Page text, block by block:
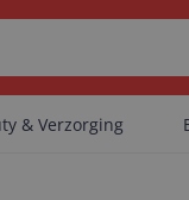
& Verzorging